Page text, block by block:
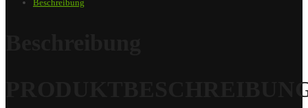
Beschreibung